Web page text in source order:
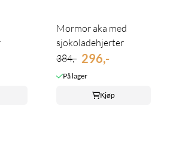
Mormor aka med
sjokoladehjerter
384,- 296,-
På lager
Kjøp